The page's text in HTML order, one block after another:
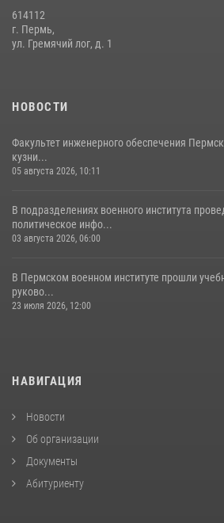
В подразделениях военного института
политическое информирование на тему: «28
равноапостольного великого князя
03 августа 2026, 06:00
614112
г. Пермь,
ул. Гремячий лог, д. 1
НОВОСТИ
Факультет инженерного обеспечения
кузни...
05 августа 2026, 10:11
В подразделениях военного института
политическое инфо...
03 августа 2026, 06:00
В Пермском военном институте прошли
руково...
23 июля 2026, 12:00
НАВИГАЦИЯ
Новости
Об организации
Документы
Абитуриенту